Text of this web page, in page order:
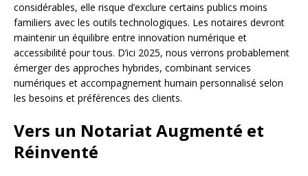
considérables, elle risque d’exclure certains publics moins
familiers avec les outils technologiques. Les notaires devront
maintenir un équilibre entre innovation numérique et
accessibilité pour tous. D’ici 2025, nous verrons probablement
émerger des approches hybrides, combinant services
numériques et accompagnement humain personnalisé selon
les besoins et préférences des clients.
Vers un Notariat Augmenté et
Réinventé